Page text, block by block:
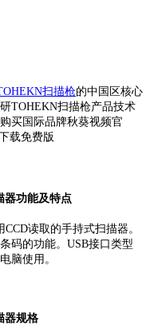
扫描枪的中国区核心
东研TOHEKN扫描枪产品技术
购买国际品牌秋葵视频官
下载免费版
器功能及特点
读取的手持式扫描器。
码的功能。USB接口类型
使用。
器规格